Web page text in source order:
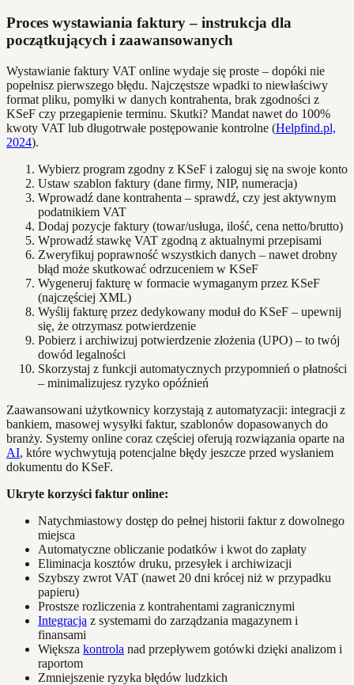
Proces wystawiania faktury – instrukcja dla
początkujących i zaawansowanych
Wystawianie faktury VAT online wydaje się proste – dopóki nie
popełnisz pierwszego błędu. Najczęstsze wpadki to niewłaściwy
format pliku, pomyłki w danych kontrahenta, brak zgodności z
KSeF czy przegapienie terminu. Skutki? Mandat nawet do 100%
kwoty VAT lub długotrwałe postępowanie kontrolne (Helpfind.pl,
2024).
Wybierz program zgodny z KSeF i zaloguj się na swoje konto
Ustaw szablon faktury (dane firmy, NIP, numeracja)
Wprowadź dane kontrahenta – sprawdź, czy jest aktywnym
podatnikiem VAT
Dodaj pozycje faktury (towar/usługa, ilość, cena netto/brutto)
Wprowadź stawkę VAT zgodną z aktualnymi przepisami
Zweryfikuj poprawność wszystkich danych – nawet drobny
błąd może skutkować odrzuceniem w KSeF
Wygeneruj fakturę w formacie wymaganym przez KSeF
(najczęściej XML)
Wyślij fakturę przez dedykowany moduł do KSeF – upewnij
się, że otrzymasz potwierdzenie
Pobierz i archiwizuj potwierdzenie złożenia (UPO) – to twój
dowód legalności
Skorzystaj z funkcji automatycznych przypomnień o płatności
– minimalizujesz ryzyko opóźnień
Zaawansowani użytkownicy korzystają z automatyzacji: integracji z
bankiem, masowej wysyłki faktur, szablonów dopasowanych do
branży. Systemy online coraz częściej oferują rozwiązania oparte na
AI, które wychwytują potencjalne błędy jeszcze przed wysłaniem
dokumentu do KSeF.
Ukryte korzyści faktur online:
Natychmiastowy dostęp do pełnej historii faktur z dowolnego
miejsca
Automatyczne obliczanie podatków i kwot do zapłaty
Eliminacja kosztów druku, przesyłek i archiwizacji
Szybszy zwrot VAT (nawet 20 dni krócej niż w przypadku
papieru)
Prostsze rozliczenia z kontrahentami zagranicznymi
Integracja z systemami do zarządzania magazynem i
finansami
Większa kontrola nad przepływem gotówki dzięki analizom i
raportom
Zmniejszenie ryzyka błędów ludzkich